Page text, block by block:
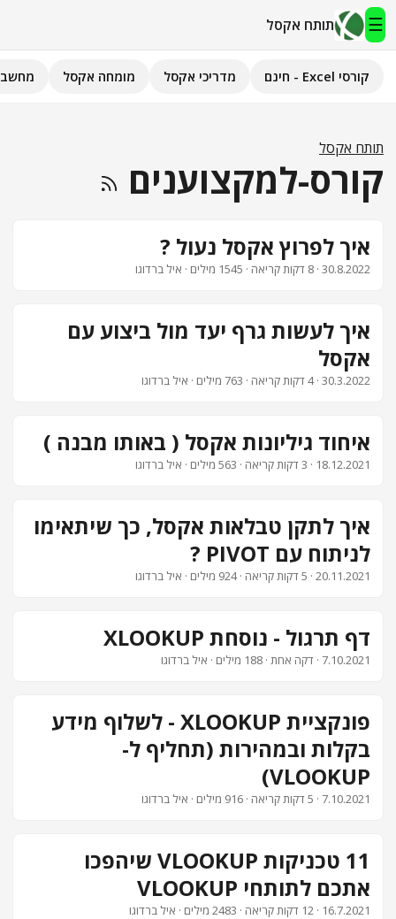
☰ תותח אקסל
מדריכי אקסל
השירותים שלנו
מומחה אקסל
חיפוש
קורסי Excel - חינם מדריכי אקסל מומחה אקסל
תותח אקסל
קורס-למקצוענים
איך לפרוץ אקסל נעול ?
30.8.2022 · 8 דקות קריאה · 1545 מילים · איל ברדוגו
איך לעשות גרף יעד מול ביצוע עם
אקסל
30.3.2022 · 4 דקות קריאה · 763 מילים · איל ברדוגו
איחוד גיליונות אקסל ( באותו מבנה )
18.12.2021 · 3 דקות קריאה · 563 מילים · איל ברדוגו
איך לתקן טבלאות אקסל, כך שיתאימו
לניתוח עם PIVOT ?
20.11.2021 · 5 דקות קריאה · 924 מילים · איל ברדוגו
דף תרגול - נוסחת XLOOKUP
7.10.2021 · דקה אחת · 188 מילים · איל ברדוגו
פונקציית XLOOKUP - לשלוף מידע
בקלות ובמהירות (תחליף ל-
VLOOKUP)
7.10.2021 · 5 דקות קריאה · 916 מילים · איל ברדוגו
11 טכניקות VLOOKUP שיהפכו
אתכם לתותחי VLOOKUP
16.7.2021 · 12 דקות קריאה · 2483 מילים · איל ברדוגו